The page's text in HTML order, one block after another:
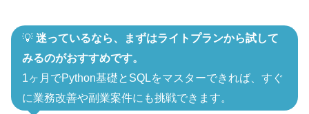
💡 迷っているなら、まずはライトプランから試して
みるのがおすすめです。
1ヶ月でPython基礎とSQLをマスターできれば、すぐ
に業務改善や副業案件にも挑戦できます。